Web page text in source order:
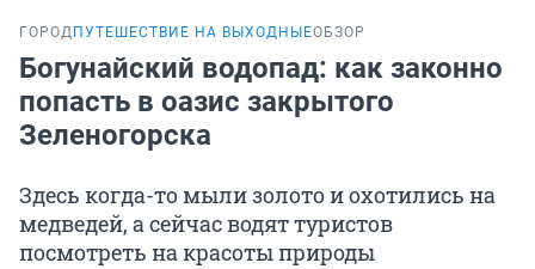
ГОРОД ПУТЕШЕСТВИЕ НА ВЫХОДНЫЕОБЗОР
Богунайский водопад: как законно
попасть в оазис закрытого
Зеленогорска
Здесь когда-то мыли золото и охотились на
медведей, а сейчас водят туристов
посмотреть на красоты природы